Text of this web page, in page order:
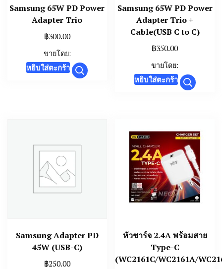
Samsung 65W PD Power
Adapter Trio
฿300.00
ขายโดย:
หยิบใส่ตะกร้า
Samsung 65W PD Power
Adapter Trio +
Cable(USB C to C)
฿350.00
ขายโดย:
หยิบใส่ตะกร้า
Samsung Adapter PD
45W (USB-C)
฿250.00
หัวชาร์จ 2.4A พร้อมสาย
Type-C
(WC2161C/WC2161A/